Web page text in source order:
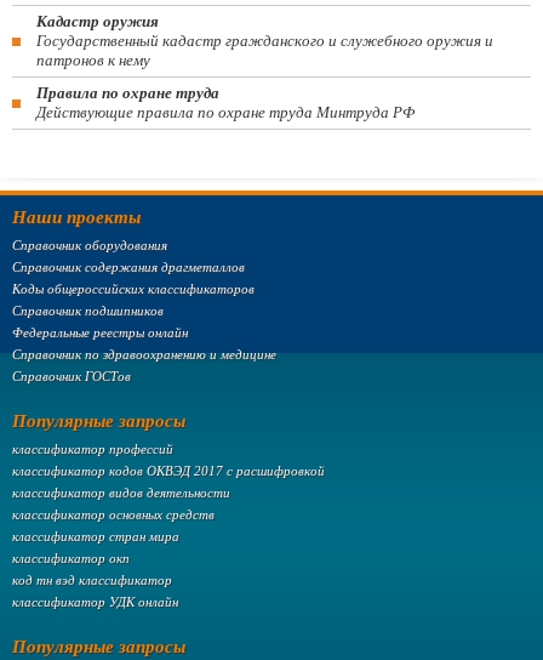
Кадастр оружия
Государственный кадастр гражданского и служебного оружия и
патронов к нему
Правила по охране труда
Действующие правила по охране труда Минтруда РФ
Наши проекты
Справочник оборудования
Справочник содержания драгметаллов
Коды общероссийских классификаторов
Справочник подшипников
Федеральные реестры онлайн
Справочник по здравоохранению и медицине
Справочник ГОСТов
Популярные запросы
классификатор профессий
классификатор кодов ОКВЭД 2017 с расшифровкой
классификатор видов деятельности
классификатор основных средств
классификатор стран мира
классификатор окп
код тн вэд классификатор
классификатор УДК онлайн
Популярные запросы